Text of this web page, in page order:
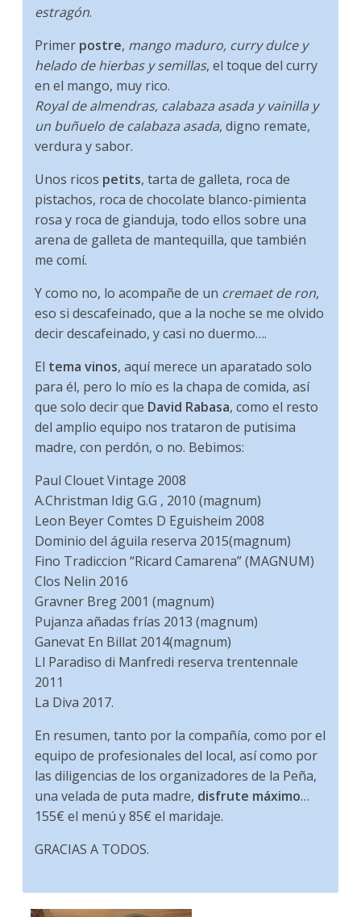
estragón.
Primer postre, mango maduro, curry dulce y
helado de hierbas y semillas, el toque del curry
en el mango, muy rico.
Royal de almendras, calabaza asada y vainilla y
un buñuelo de calabaza asada, digno remate,
verdura y sabor.
Unos ricos petits, tarta de galleta, roca de
pistachos, roca de chocolate blanco-pimienta
rosa y roca de gianduja, todo ellos sobre una
arena de galleta de mantequilla, que también
me comí.
Y como no, lo acompañe de un cremaet de ron,
eso si descafeinado, que a la noche se me olvido
decir descafeinado, y casi no duermo….
El tema vinos, aquí merece un aparatado solo
para él, pero lo mío es la chapa de comida, así
que solo decir que David Rabasa, como el resto
del amplio equipo nos trataron de putisima
madre, con perdón, o no. Bebimos:
Paul Clouet Vintage 2008
A.Christman Idig G.G , 2010 (magnum)
Leon Beyer Comtes D Eguisheim 2008
Dominio del águila reserva 2015(magnum)
Fino Tradiccion “Ricard Camarena” (MAGNUM)
Clos Nelin 2016
Gravner Breg 2001 (magnum)
Pujanza añadas frías 2013 (magnum)
Ganevat En Billat 2014(magnum)
Ll Paradiso di Manfredi reserva trentennale
2011
La Diva 2017.
En resumen, tanto por la compañía, como por el
equipo de profesionales del local, así como por
las diligencias de los organizadores de la Peña,
una velada de puta madre, disfrute máximo…
155€ el menú y 85€ el maridaje.
GRACIAS A TODOS.